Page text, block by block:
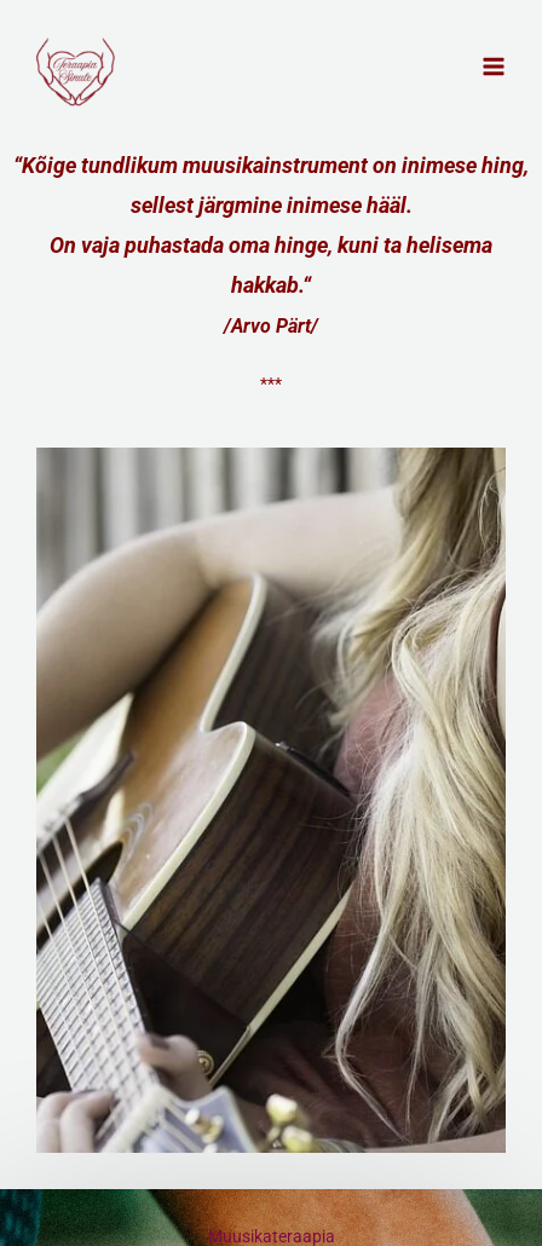
content
“Kõige tundlikum muusikainstrument on inimese hing,
sellest järgmine inimese hääl.
On vaja puhastada oma hinge, kuni ta helisema
hakkab.“
/Arvo Pärt/
***
Muusikateraapia